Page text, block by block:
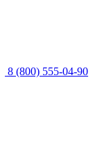
8 (800) 555-04-90